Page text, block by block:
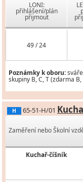
LONI:
přihlášení/plán
přijmout
49 / 24
Poznámky k oboru:
skupiny B, C, T (zdarma B,
H 65-51-H/01
Zaměření nebo Školní
Kuchař-číšník